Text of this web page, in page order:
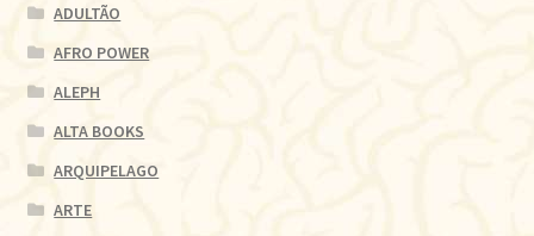
ADULTÃO
AFRO POWER
ALEPH
ALTA BOOKS
ARQUIPELAGO
ARTE